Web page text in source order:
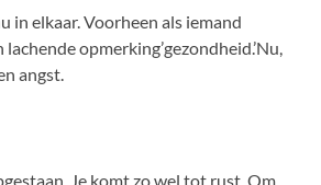
in elkaar. Voorheen als iemand
lachende opmerking’gezondheid.’Nu,
angst.
Je komt zo wel tot rust. Om